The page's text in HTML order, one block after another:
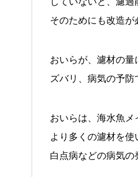
そのためにも改造が
おいらが、濾材の量
ズバリ、病気の予防
おいらは、海水魚メ
より多くの濾材を使
白点病などの病気の